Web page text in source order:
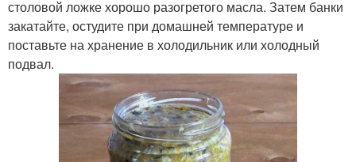
столовой ложке хорошо разогретого масла. Затем банки
закатайте, остудите при домашней температуре и
поставьте на хранение в холодильник или холодный
подвал.